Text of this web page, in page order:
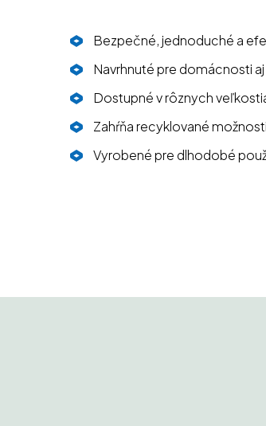
Bezpečné, jednoduché a
Navrhnuté pre domácnosti
Dostupné v rôznych
Zahŕňa recyklované
Vyrobené pre dlhodobé